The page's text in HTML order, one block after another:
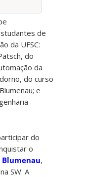
de
da UFSC:
do
da
do curso
e
do
o
,
SW. A